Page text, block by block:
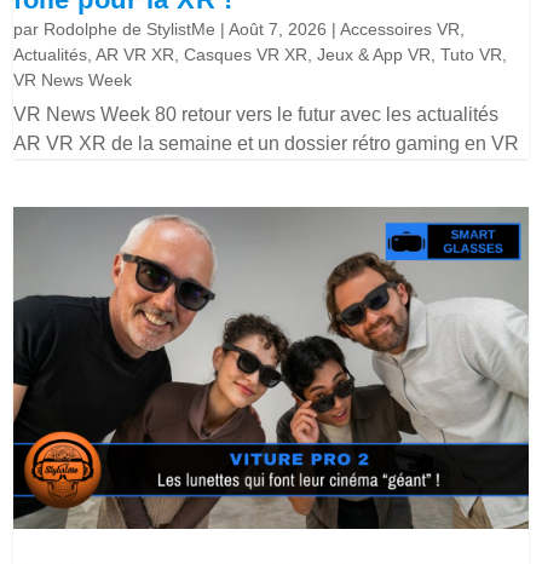
par Rodolphe de StylistMe |Août 7, 2026 |Accessoires VR
Actualités ,AR VR XR ,Casques VR XR ,Jeux & App VR ,Tuto VR
VR News Week
VR News Week 80 retour vers le futur avec les actualités
AR VR XR de la semaine et un dossier rétro gaming en VR